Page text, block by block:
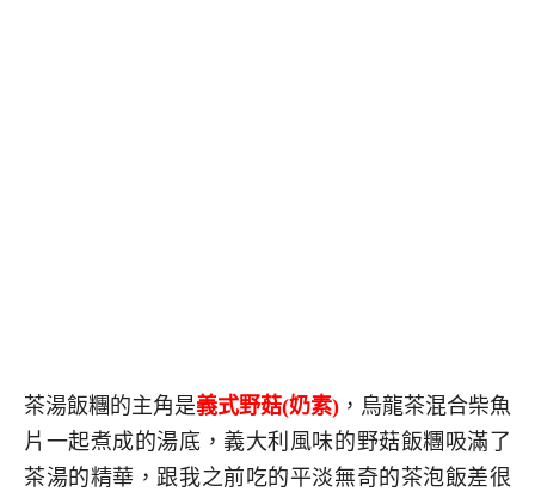
茶湯飯糰的主角是義式野菇(奶素) ，烏龍茶混合柴魚
片一起煮成的湯底，義大利風味的野菇飯糰吸滿了
茶湯的精華，跟我之前吃的平淡無奇的茶泡飯差很